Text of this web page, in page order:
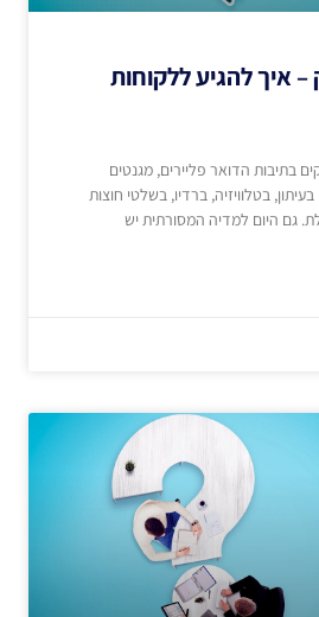
– איך להגיע ללקוחות
בתיבות הדואר פליירים, מגנטים
בטלוויזיה, ברדיו, בשלטי חוצות
גם היום למדיה המסורתית יש